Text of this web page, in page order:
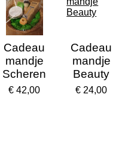
Cadeau
mandje
Scheren
€ 42,00
Cadeau
mandje
Beauty
€ 24,00